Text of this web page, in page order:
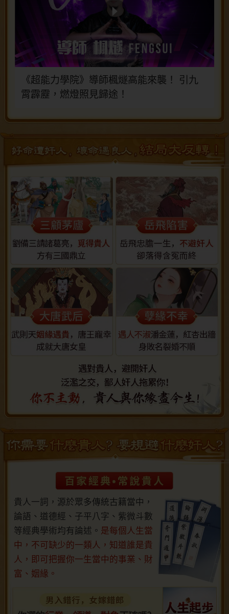
《超能力學院》導師楓燧高能來襲！ 引九
霄霹靂，燃燈照見歸途！
貴人一詞，源於眾多傳統古籍當中，
論語、道德經、子平八字、紫微斗數
等經典學術均有論述。 是每個人生當
中，不可缺少的一類人，知道誰是貴
人，即可把握你一生當中的事業、財
富、姻緣。